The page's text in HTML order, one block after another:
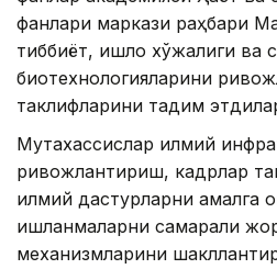
фанлари маркази раҳбари
тиббиёт, қишлоқ хўжалиги ва
биотехнологияларини
таклифларини тақдим
Мутахассислар илмий
ривожлантириш, кадрлар
илмий дастурларни амалга
ишланмаларни самарали
механизмларини